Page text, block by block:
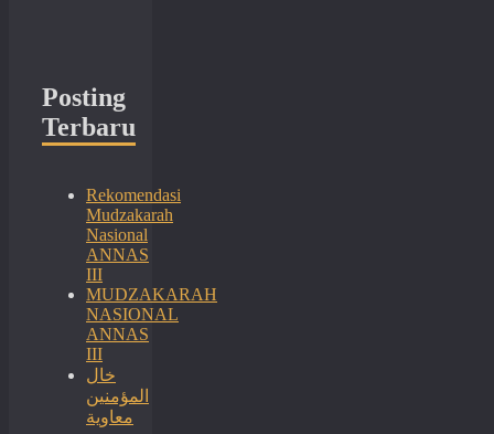
Posting
Terbaru
Rekomendasi
Mudzakarah
Nasional
ANNAS
III
MUDZAKARAH
NASIONAL
ANNAS
III
خال
المؤمنين
معاوية